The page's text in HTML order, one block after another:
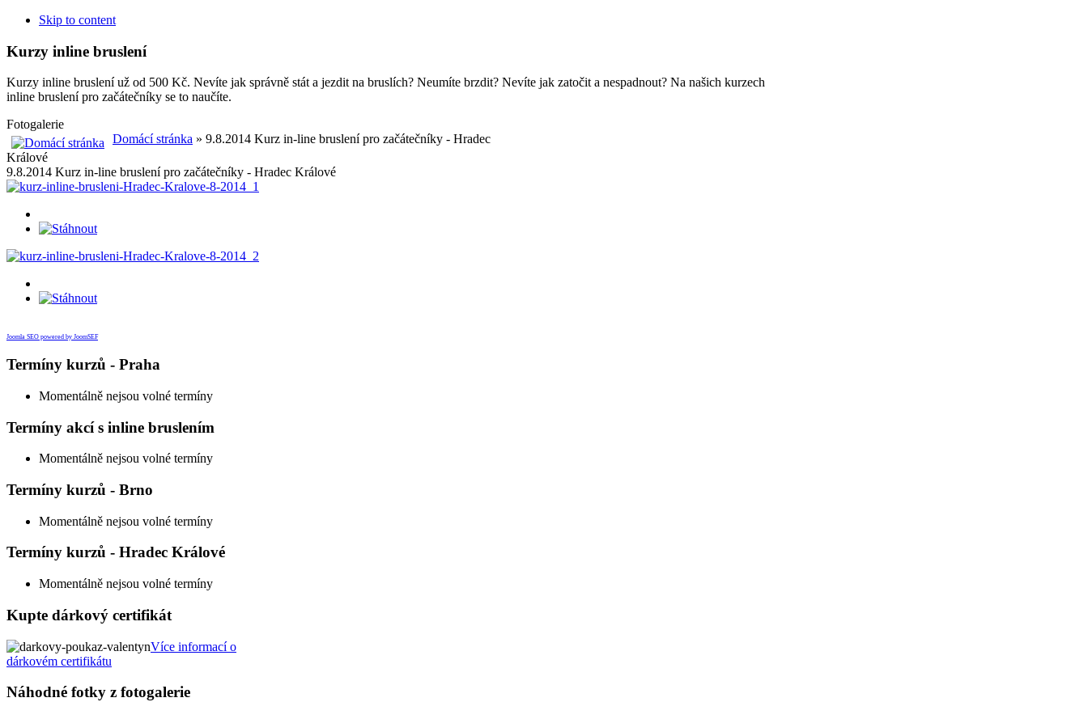
Skip to content
Kurzy inline bruslení
Kurzy inline bruslení už od 500 Kč. Nevíte jak správně stát a jezdit na bruslích? Neumíte brzdit? Nevíte jak zatočit a nespadnout? Na našich kurzech
inline bruslení pro začátečníky se to naučíte.
Fotogalerie
Domácí stránka » 9.8.2014 Kurz in-line bruslení pro začátečníky - Hradec
Králové
9.8.2014 Kurz in-line bruslení pro začátečníky - Hradec Králové
Joomla SEO powered by JoomSEF
Termíny kurzů - Praha
Momentálně nejsou volné termíny
Termíny akcí s inline bruslením
Momentálně nejsou volné termíny
Termíny kurzů - Brno
Momentálně nejsou volné termíny
Termíny kurzů - Hradec Králové
Momentálně nejsou volné termíny
Kupte dárkový certifikát
Více informací o
dárkovém certifikátu
Náhodné fotky z fotogalerie